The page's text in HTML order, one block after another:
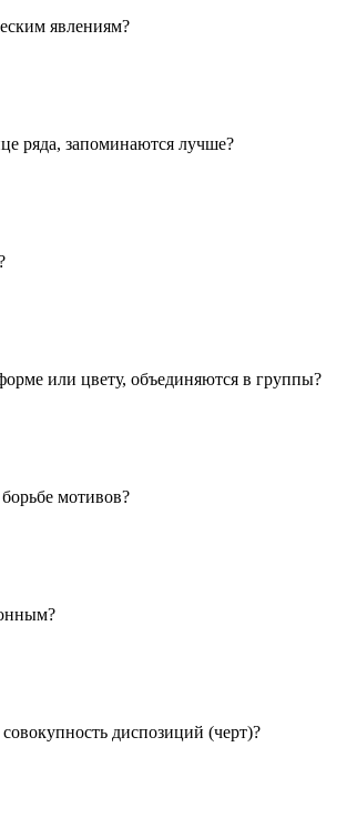
явлениям?
ряда, запоминаются лучше?
или цвету, объединяются в группы?
мотивов?
диспозиций (черт)?